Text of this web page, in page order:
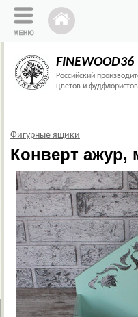
FINEWOOD36
Российский
цветов и фудфлористов
Фигурные ящики
Конверт ажур,